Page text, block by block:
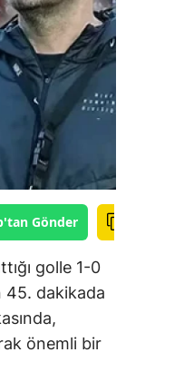
Gönder
golle 1-0
45. dakikada
önemli bir